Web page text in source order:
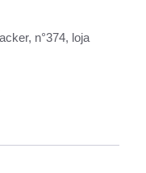
n°374, loja